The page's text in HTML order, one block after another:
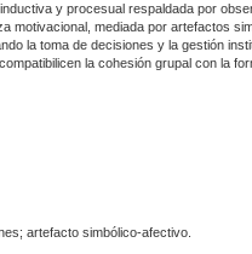
y procesual respaldada por
motivacional, mediada por artefactos
la toma de decisiones y la gestión
la cohesión grupal con la
artefacto simbólico-afectivo.